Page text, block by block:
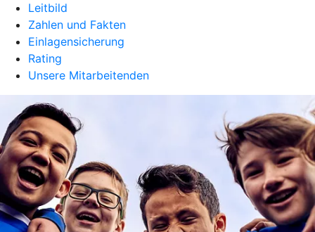
Leitbild
Zahlen und Fakten
Einlagensicherung
Rating
Unsere Mitarbeitenden